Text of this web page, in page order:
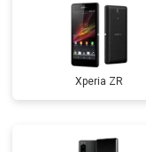
Xperia ZR